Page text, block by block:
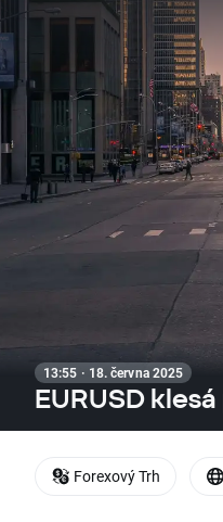
13:55 · 18. června 2025
EURUSD
Forexový Trh